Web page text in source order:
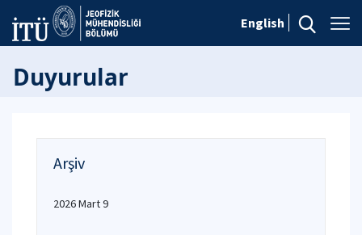
English
Duyurular
Arşiv
2026 Mart 9